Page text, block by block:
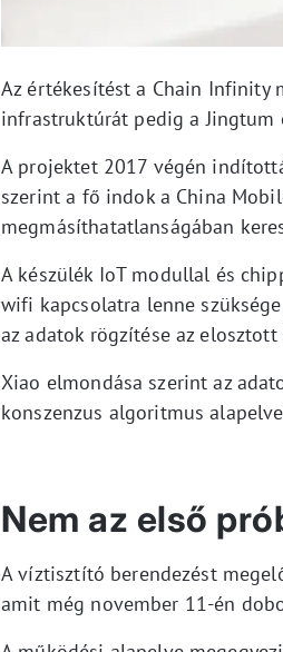
Az értékesítést a Chain Infinity
infrastruktúrát pedig a Jingtum
A projektet 2017 végén
szerint a fő indok a China
megmásíthatatlanságában
A készülék IoT modullal és
wifi kapcsolatra lenne
az adatok rögzítése az
Xiao elmondása szerint az
konszenzus algoritmus
Nem az első
A víztisztító berendezést
amit még november 11-én